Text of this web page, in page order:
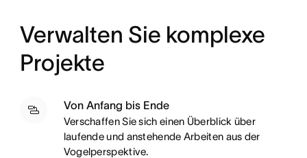
Verwalten Sie komplexe
Projekte
Von Anfang bis Ende
Verschaffen Sie sich einen Überblick über
laufende und anstehende Arbeiten aus der
Vogelperspektive.